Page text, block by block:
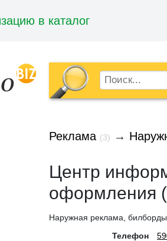
Реклама (3) →
Центр
оформления
Наружная реклама,
Телефон